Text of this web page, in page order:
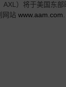
）将于美国东
网站 www.aam.com